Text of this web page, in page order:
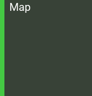
Map